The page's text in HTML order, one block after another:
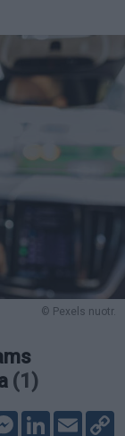
© Pexels nuotr.
(1)
Messenger
LinkedIn
Email